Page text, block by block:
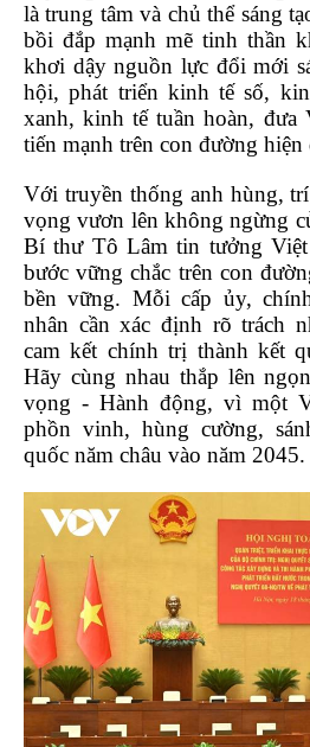
là trung tâm và chủ thể sáng
bồi đắp mạnh mẽ tinh thần
khơi dậy nguồn lực đổi mới
hội, phát triển kinh tế số,
xanh, kinh tế tuần hoàn, đưa
tiến mạnh trên con đường
Với truyền thống anh hùng,
vọng vươn lên không ngừng
Bí thư Tô Lâm tin tưởng
bước vững chắc trên con
bền vững. Mỗi cấp ủy,
nhân cần xác định rõ trách
cam kết chính trị thành kết
Hãy cùng nhau thắp lên
vọng - Hành động, vì một
phồn vinh, hùng cường,
quốc năm châu vào năm 2045.